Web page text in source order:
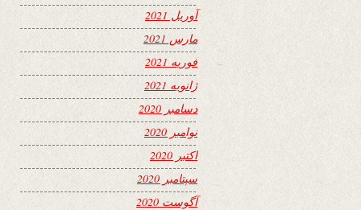
آوریل 2021
مارس 2021
فوریه 2021
ژانویه 2021
دسامبر 2020
نوامبر 2020
اکتبر 2020
سپتامبر 2020
آگوست 2020